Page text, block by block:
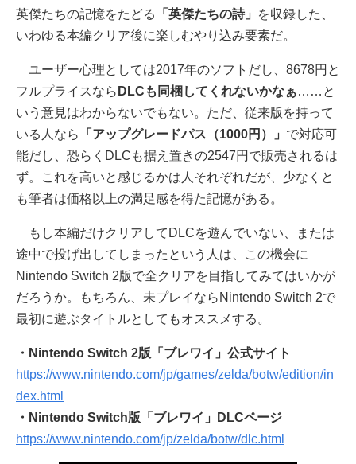
英傑たちの記憶をたどる
「英傑たちの詩」
を収録した、
いわゆる本編クリア後に楽しむやり込み要素だ。
ユーザー心理としては2017年のソフトだし、8678円と
フルプライスなら DLCも同梱してくれないかなぁ……と
いう意見はわからないでもない。ただ、従来版を持って
いる人なら
「アップグレードパス（1000円）」 で対応可
能だし、恐らくDLCも据え置きの2547円で販売されるは
ず。これを高いと感じるかは人それぞれだが、少なくと
も筆者は価格以上の満足感を得た記憶がある。
もし本編だけクリアしてDLCを遊んでいない、または
途中で投げ出してしまったという人は、この機会に
Nintendo Switch 2版で全クリアを目指してみてはいかが
だろうか。もちろん、未プレイならNintendo Switch 2で
最初に遊ぶタイトルとしてもオススメする。
・Nintendo Switch 2版「ブレワイ」公式サイト
https://www.nintendo.com/jp/games/zelda/botw/edition/in
dex.html
・Nintendo Switch版「ブレワイ」DLCページ
https://www.nintendo.com/jp/zelda/botw/dlc.html